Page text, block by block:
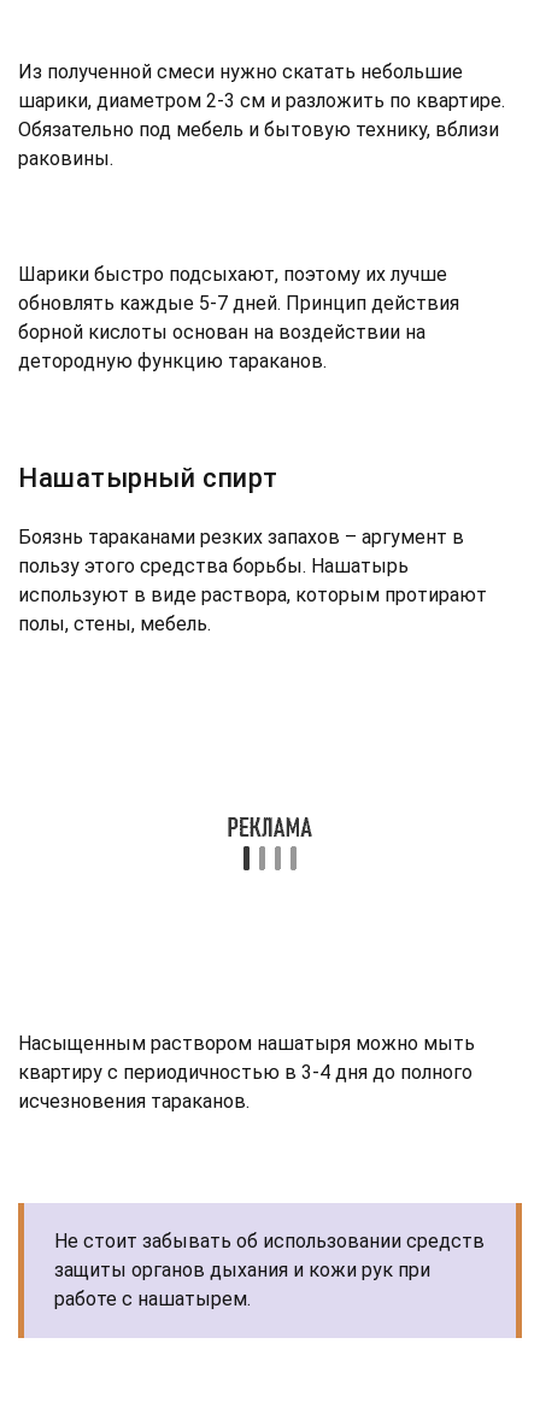
Из полученной смеси нужно скатать небольшие
шарики, диаметром 2-3 см и разложить по квартире.
Обязательно под мебель и бытовую технику, вблизи
раковины.
Шарики быстро подсыхают, поэтому их лучше
обновлять каждые 5-7 дней. Принцип действия
борной кислоты основан на воздействии на
детородную функцию тараканов.
Нашатырный спирт
Боязнь тараканами резких запахов – аргумент в
пользу этого средства борьбы. Нашатырь
используют в виде раствора, которым протирают
полы, стены, мебель.
Насыщенным раствором нашатыря можно мыть
квартиру с периодичностью в 3-4 дня до полного
исчезновения тараканов.
Не стоит забывать об использовании средств
защиты органов дыхания и кожи рук при
работе с нашатырем.